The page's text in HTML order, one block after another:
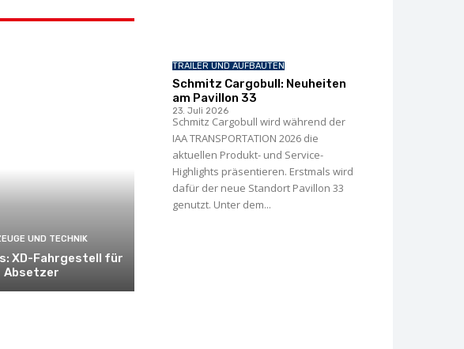
UND TECHNIK
XD-Fahrgestell für
Absetzer
TRAILER UND AUFBAUTEN
Schmitz Cargobull: Neuheiten
am Pavillon 33
23. Juli 2026
Schmitz Cargobull wird während der
IAA TRANSPORTATION 2026 die
aktuellen Produkt- und Service-
Highlights präsentieren. Erstmals wird
dafür der neue Standort Pavillon 33
genutzt. Unter dem...